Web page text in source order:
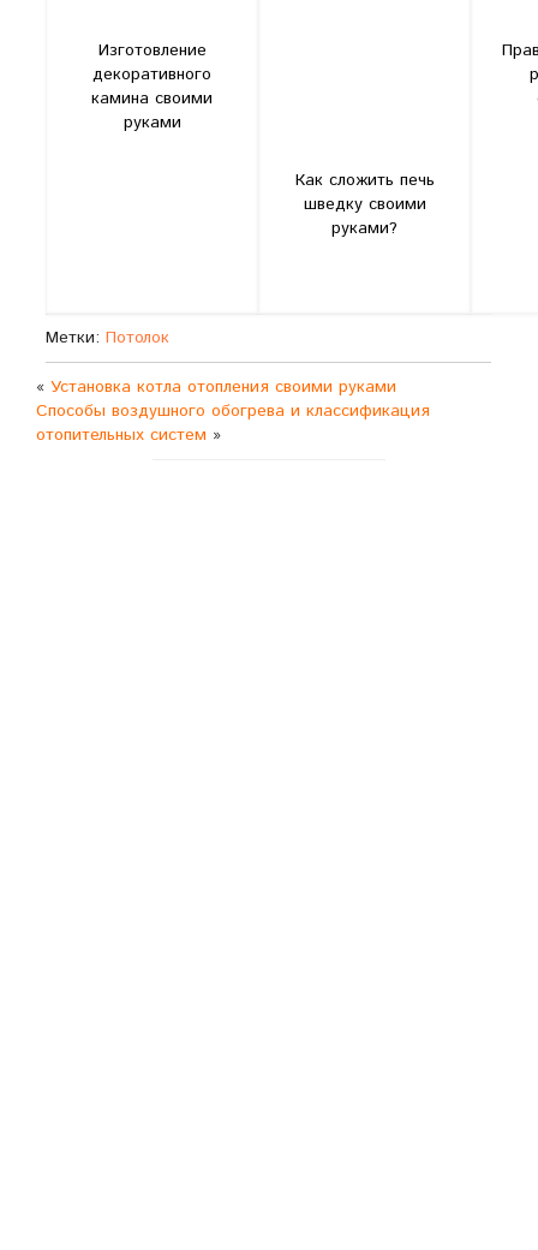
Изготовление
декоративного
камина своими
руками
Как сложить печь
шведку своими
руками?
Метки:Потолок
« Установка котла отопления своими руками
Способы воздушного обогрева и классификация
отопительных систем »